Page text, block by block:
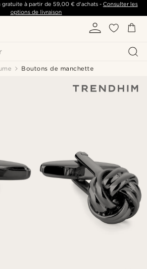
à partir de 59,00 €d'achats -Consulter les
options de livraison
Boutons de manchette